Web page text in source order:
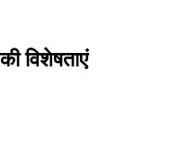
विशेषताएं